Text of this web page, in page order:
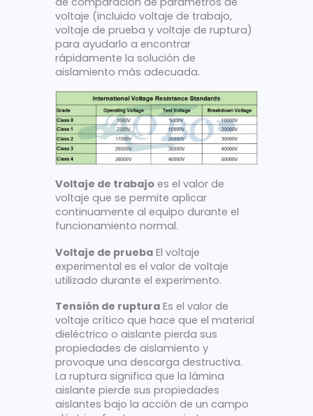
voltaje (incluido voltaje de trabajo,
voltaje de prueba y voltaje de ruptura)
para ayudarlo a encontrar
rápidamente la solución de
aislamiento más adecuada.
Voltaje de trabajo es el valor de
voltaje que se permite aplicar
continuamente al equipo durante el
funcionamiento normal.
Voltaje de prueba El voltaje
experimental es el valor de voltaje
utilizado durante el experimento.
Tensión de ruptura Es el valor de
voltaje crítico que hace que el material
dieléctrico o aislante pierda sus
propiedades de aislamiento y
provoque una descarga destructiva.
La ruptura significa que la lámina
aislante pierde sus propiedades
aislantes bajo la acción de un campo